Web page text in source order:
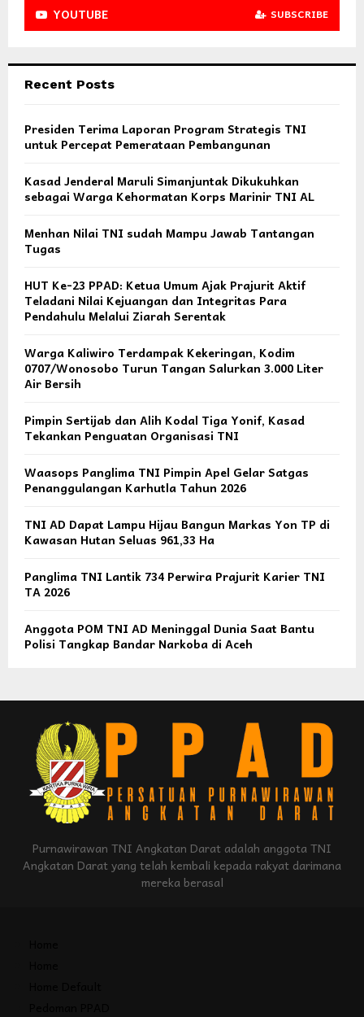
YOUTUBE SUBSCRIBE
Recent Posts
Presiden Terima Laporan Program Strategis TNI
untuk Percepat Pemerataan Pembangunan
Kasad Jenderal Maruli Simanjuntak Dikukuhkan
sebagai Warga Kehormatan Korps Marinir TNI AL
Menhan Nilai TNI sudah Mampu Jawab Tantangan
Tugas
HUT Ke-23 PPAD: Ketua Umum Ajak Prajurit Aktif
Teladani Nilai Kejuangan dan Integritas Para
Pendahulu Melalui Ziarah Serentak
Warga Kaliwiro Terdampak Kekeringan, Kodim
0707/Wonosobo Turun Tangan Salurkan 3.000 Liter
Air Bersih
Pimpin Sertijab dan Alih Kodal Tiga Yonif, Kasad
Tekankan Penguatan Organisasi TNI
Waasops Panglima TNI Pimpin Apel Gelar Satgas
Penanggulangan Karhutla Tahun 2026
TNI AD Dapat Lampu Hijau Bangun Markas Yon TP di
Kawasan Hutan Seluas 961,33 Ha
Panglima TNI Lantik 734 Perwira Prajurit Karier TNI
TA 2026
Anggota POM TNI AD Meninggal Dunia Saat Bantu
Polisi Tangkap Bandar Narkoba di Aceh
Purnawirawan TNI Angkatan Darat adalah anggota TNI
Angkatan Darat yang telah kembali kepada rakyat darimana
mereka berasal